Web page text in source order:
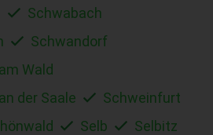
Schwabach
Schwandorf
Wald
der Saale
Schweinfurt
Selb
Selbitz